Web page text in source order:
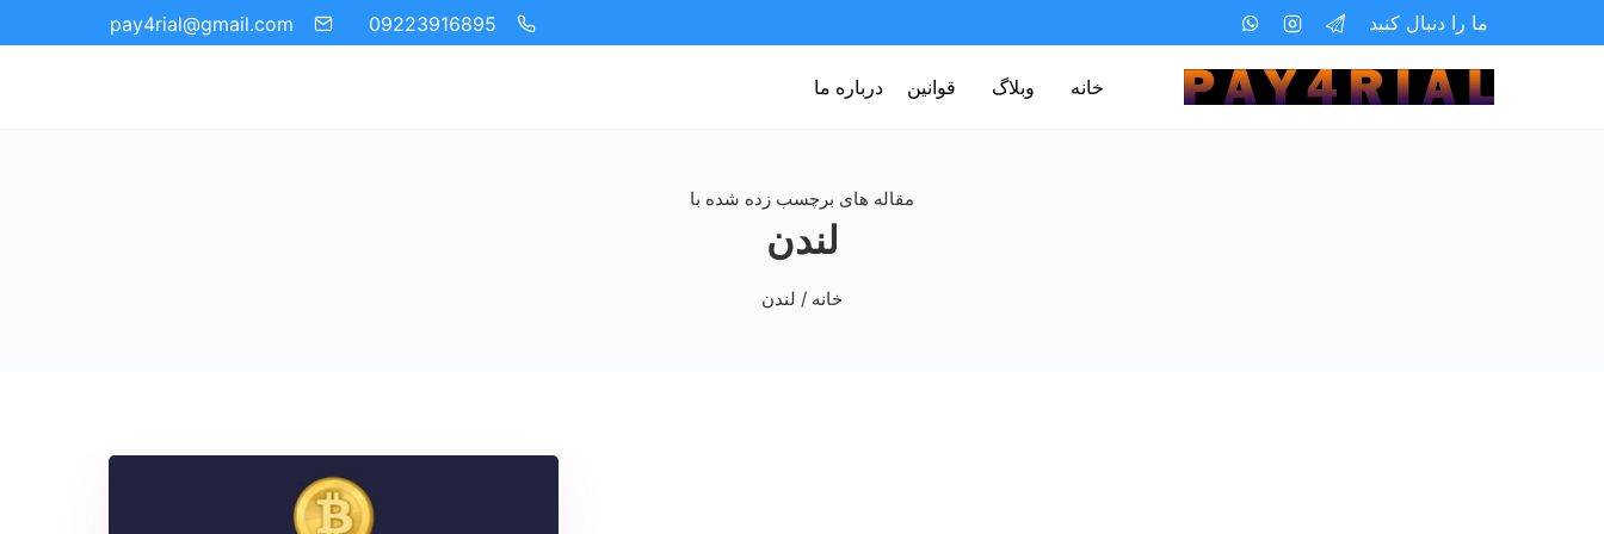
ما را دنبال کنید 09223916895
pay4rial@gmail.com‬‏
خانه وبلاگ قوانین درباره ما
مقاله های برچسب زده شده با
لندن
خانه / لندن